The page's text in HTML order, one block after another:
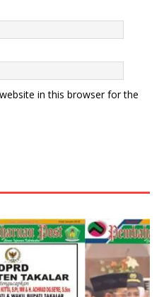
in this browser for the